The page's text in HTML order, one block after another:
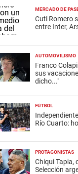
MERCADO DE
Cuti Romero
entre Inter,
AUTOMOVILISMO
Franco
sus
dicho..."
FÚTBOL
Río Cuarto:
PROTAGONISTAS
Chiqui Tapia,
Selección